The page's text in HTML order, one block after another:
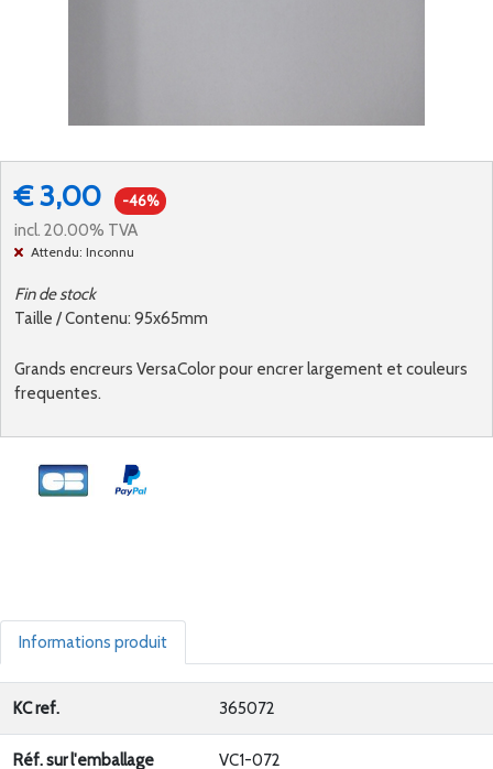
Taille / Contenu: 95x65mm
Fin de stock
€ 3,00 -46%
incl. 20.00% TVA
Attendu: Inconnu
Grands encreurs VersaColor pour encrer largement et couleurs
frequentes.
Informations produit
KC ref. 365072
Réf. sur l'emballage VC1-072